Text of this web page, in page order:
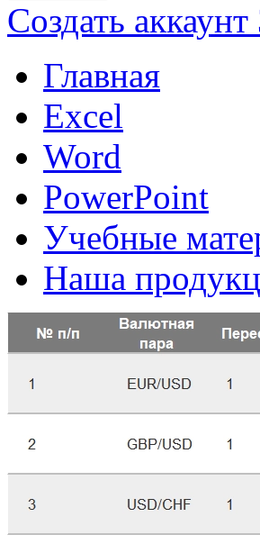
Создать аккаунт
Главная
Excel
Word
PowerPoint
Учебные
Наша